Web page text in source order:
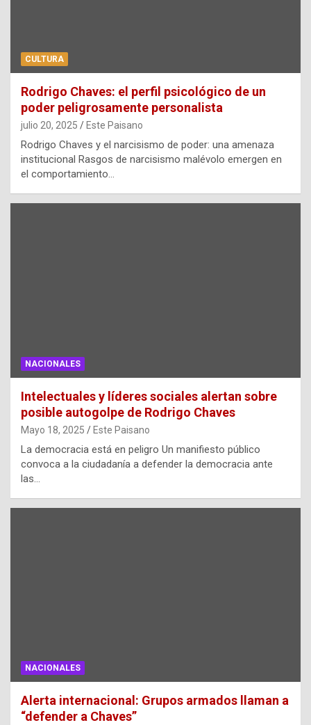
CULTURA
Rodrigo Chaves: el perfil psicológico de un
poder peligrosamente personalista
julio 20, 2025 Este Paisano
Rodrigo Chaves y el narcisismo de poder: una amenaza
institucional Rasgos de narcisismo malévolo emergen en
el comportamiento…
NACIONALES
Intelectuales y líderes sociales alertan sobre
posible autogolpe de Rodrigo Chaves
Mayo 18, 2025 Este Paisano
La democracia está en peligro Un manifiesto público
convoca a la ciudadanía a defender la democracia ante
las…
NACIONALES
Alerta internacional: Grupos armados llaman a
“defender a Chaves”